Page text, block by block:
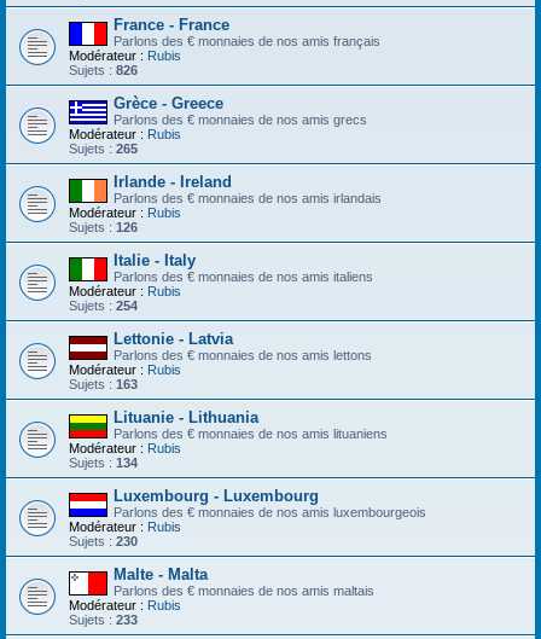
France - France
Parlons des € monnaies de nos amis français
Modérateur : Rubis
Sujets : 826
Grèce - Greece
Parlons des € monnaies de nos amis grecs
Modérateur : Rubis
Sujets : 265
Irlande - Ireland
Parlons des € monnaies de nos amis irlandais
Modérateur : Rubis
Sujets : 126
Italie - Italy
Parlons des € monnaies de nos amis italiens
Modérateur : Rubis
Sujets : 254
Lettonie - Latvia
Parlons des € monnaies de nos amis lettons
Modérateur : Rubis
Sujets : 163
Lituanie - Lithuania
Parlons des € monnaies de nos amis lituaniens
Modérateur : Rubis
Sujets : 134
Luxembourg - Luxembourg
Parlons des € monnaies de nos amis luxembourgeois
Modérateur : Rubis
Sujets : 230
Malte - Malta
Parlons des € monnaies de nos amis maltais
Modérateur : Rubis
Sujets : 233